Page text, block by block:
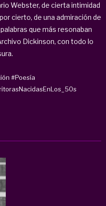
Webster, de cierta intimidad
cierto, de una admiración de
que más resonaban
Dickinson, con todo lo
#Poesía